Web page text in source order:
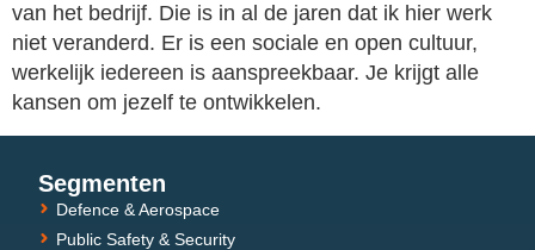
van het bedrijf. Die is in al de jaren dat ik hier werk
niet veranderd. Er is een sociale en open cultuur,
werkelijk iedereen is aanspreekbaar. Je krijgt alle
kansen om jezelf te ontwikkelen.
Segmenten
Defence & Aerospace
Public Safety & Security